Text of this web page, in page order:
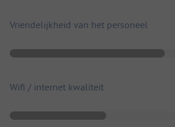
Vriendelijkheid van het personeel
Wifi / internet kwaliteit